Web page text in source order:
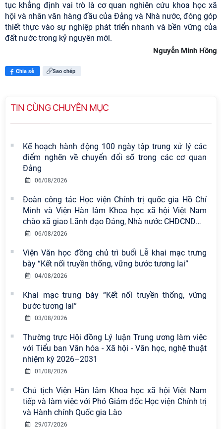
tục khẳng định vai trò là cơ quan nghiên cứu khoa học xã
hội và nhân văn hàng đầu của Đảng và Nhà nước, đóng góp
thiết thực vào sự nghiệp phát triển nhanh và bền vững của
đất nước trong kỷ nguyên mới.
Nguyễn Minh Hồng
Chia sẻ Sao chép
TIN CÙNG CHUYÊN MỤC
Kế hoạch hành động 100 ngày tập trung xử lý các
điểm nghẽn về chuyển đổi số trong các cơ quan
Đảng
06/08/2026
Đoàn công tác Học viện Chính trị quốc gia Hồ Chí
Minh và Viện Hàn lâm Khoa học xã hội Việt Nam
chào xã giao Lãnh đạo Đảng, Nhà nước CHDCND…
06/08/2026
Viện Văn học đồng chủ trì buổi Lễ khai mạc trưng
bày “Kết nối truyền thống, vững bước tương lai”
04/08/2026
Khai mạc trưng bày “Kết nối truyền thống, vững
bước tương lai”
03/08/2026
Thường trực Hội đồng Lý luận Trung ương làm việc
với Tiểu ban Văn hóa - Xã hội - Văn học, nghệ thuật
nhiệm kỳ 2026–2031
01/08/2026
Chủ tịch Viện Hàn lâm Khoa học xã hội Việt Nam
tiếp và làm việc với Phó Giám đốc Học viện Chính trị
và Hành chính Quốc gia Lào
29/07/2026
Nam công bố các quyết định về
công tác cán bộ
Viện Hàn lâm Khoa học xã hội Việt
Nam có 02 tác phẩm đạt giải khuyến
khích tại Cuộc thi chính luận bảo vệ
nền tảng tư tưởng của Đảng năm
Chi bộ Viện Sử học tổ chức Tọa đàm
chuyên đề: Đẩy mạnh học tập, thực
hành tư tưởng, đạo đức, phương